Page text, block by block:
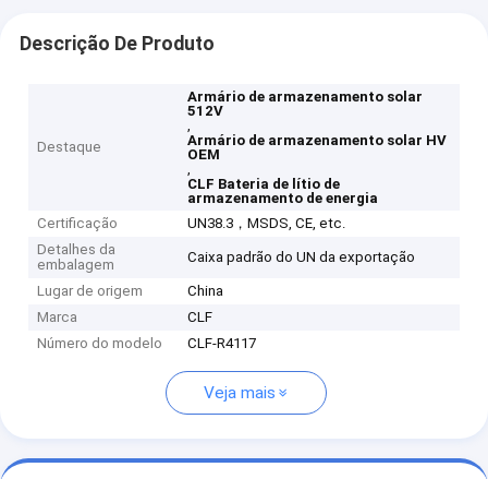
Descrição De Produto
Destaque
Armário de armazenamento solar
512V
,
Armário de armazenamento solar HV
OEM
,
CLF Bateria de lítio de
armazenamento de energia
Certificação
UN38.3，MSDS, CE, etc.
Detalhes da
embalagem
Caixa padrão do UN da exportação
Lugar de origem
China
Marca
CLF
Número do modelo
CLF-R4117
Veja mais